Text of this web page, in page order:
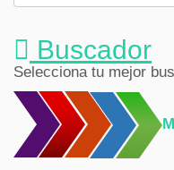
Buscador
Selecciona tu mejor